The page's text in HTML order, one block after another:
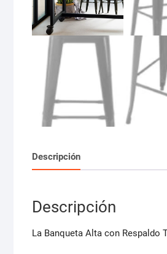
Descripción
Descripción
La Banqueta Alta con